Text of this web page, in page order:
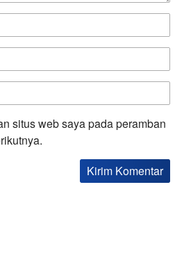
situs web saya pada peramban